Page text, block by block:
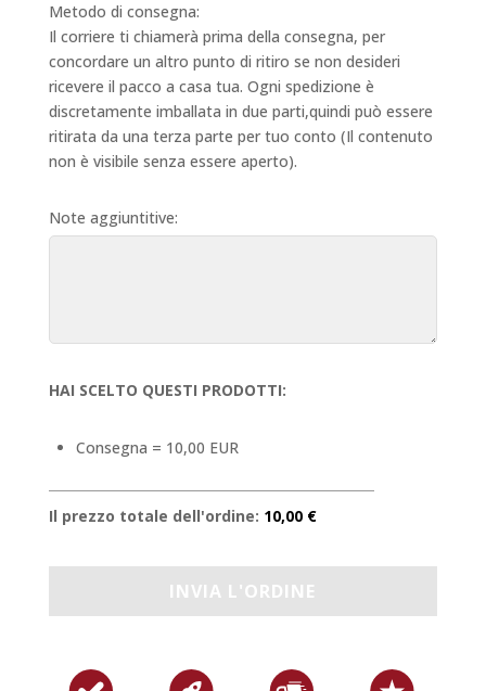
Metodo di consegna:
Il corriere ti chiamerà prima della consegna, per
concordare un altro punto di ritiro se non desideri
ricevere il pacco a casa tua. Ogni spedizione è
discretamente imballata in due parti,quindi può essere
ritirata da una terza parte per tuo conto (Il contenuto
non è visibile senza essere aperto).
Note aggiuntitive:
HAI SCELTO QUESTI PRODOTTI:
Consegna = 10,00 EUR
Il prezzo totale dell'ordine: 10,00 €